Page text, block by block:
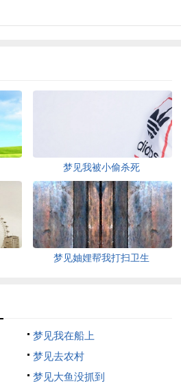
梦见我被小偷杀死
梦见妯娌帮我打扫卫生
梦见我在船上
梦见去农村
梦见大鱼没抓到